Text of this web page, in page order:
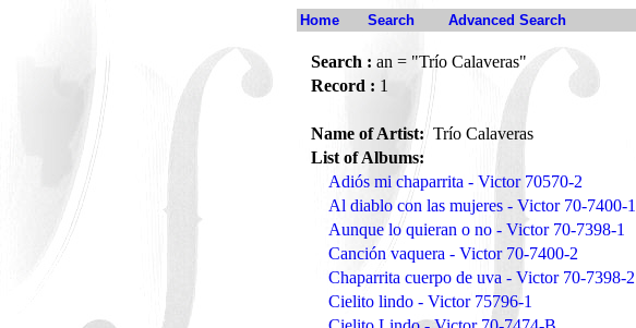
Home Search Advanced Search
Search : an = "Trío Calaveras"
Record : 1
Name of Artist:Trío Calaveras
List of Albums:
Adiós mi chaparrita - Victor 70570-2
Al diablo con las mujeres - Victor 70-7400-1
Aunque lo quieran o no - Victor 70-7398-1
Canción vaquera - Victor 70-7400-2
Chaparrita cuerpo de uva - Victor 70-7398-2
Cielito lindo - Victor 75796-1